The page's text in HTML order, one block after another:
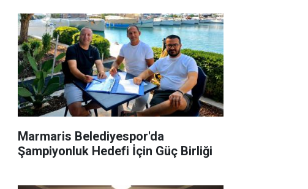
Marmaris Belediyespor'da
Şampiyonluk Hedefi İçin Güç Birliği